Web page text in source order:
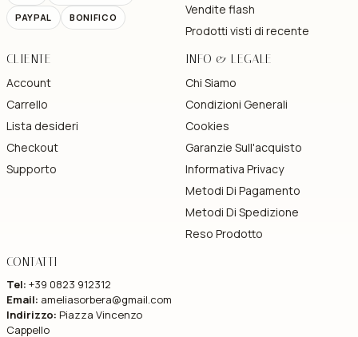
PAYPAL
BONIFICO
Vendite flash
Prodotti visti di recente
CLIENTE
Account
Carrello
Lista desideri
Checkout
Supporto
INFO & LEGALE
Chi Siamo
Condizioni Generali
Cookies
Garanzie Sull'acquisto
Informativa Privacy
Metodi Di Pagamento
Metodi Di Spedizione
Reso Prodotto
CONTATTI
Tel: +39 0823 912312
Email: ameliasorbera@gmail.com
Indirizzo: Piazza Vincenzo
Cappello